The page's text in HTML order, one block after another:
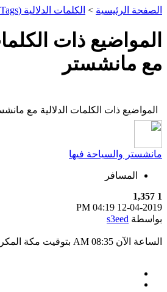
الصفحة الرئيسية > الكلمات الدلالية (Tags)
المواضيع ذات
مع مانشستر
المواضيع ذات الكلمات الدلالية مع
مانشستر والسياحة فيها
المسافر
1
1,357
12-04-2019
04:19 PM
بواسطة s3eed
الساعة الآن 08:35 AM بتوقيت مكة